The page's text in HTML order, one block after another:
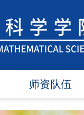
师资队伍
在任教师